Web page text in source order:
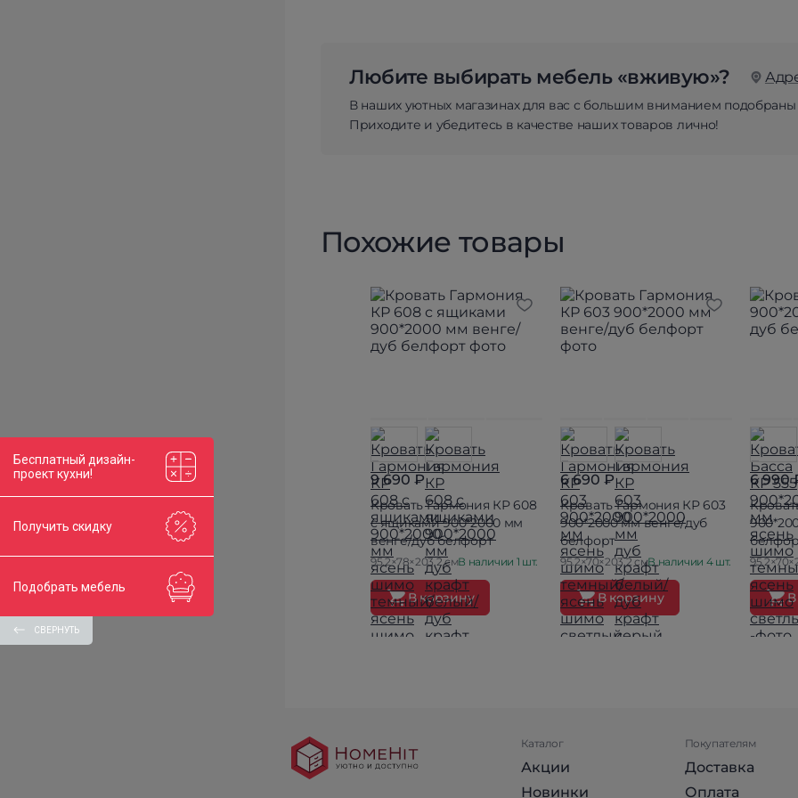
Любите выбирать мебель «вживую»?
В наших уютных магазинах для вас с большим вниманием
Приходите и убедитесь в качестве наших товаров лично!
Похожие товары
9 690 ₽
Кровать Гармония КР 608
с ящиками 900*2000 мм
венге/дуб белфорт
95.2×78×203.2 смВ наличии 1 шт.
В корзину
6 690 ₽
Кровать Гармония КР 603
900*2000 мм венге/дуб
белфорт
95.2×70×203.2 смВ наличии 4 шт.
В корзину
6 990
В
Каталог
Акции
Новинки
Покупателям
Доставка
Оплата
Бесплатный дизайн-
проект кухни!
Получить скидку
Подобрать мебель
СВЕРНУТЬ